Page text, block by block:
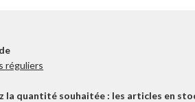
réguliers
la quantité souhaitée : les articles en